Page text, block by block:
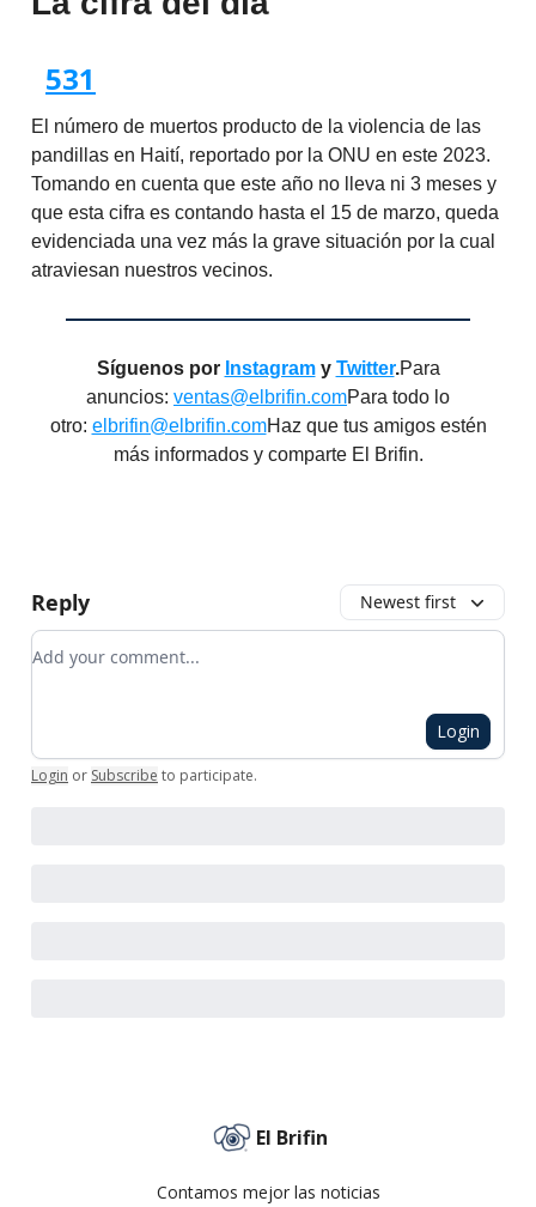
531
El número de muertos producto de la violencia de las
pandillas en Haití, reportado por la ONU en este 2023.
Tomando en cuenta que este año no lleva ni 3 meses y
que esta cifra es contando hasta el 15 de marzo, queda
evidenciada una vez más la grave situación por la cual
atraviesan nuestros vecinos.
Síguenos por Instagramy Twitter.Para
anuncios: ventas@elbrifin.comPara todo lo
otro: elbrifin@elbrifin.comHaz que tus amigos estén
más informados y comparte El Brifin.
Reply Newest first
Add your comment
Login
Login or Subscribe to participate.
El Brifin
Contamos mejor las noticias